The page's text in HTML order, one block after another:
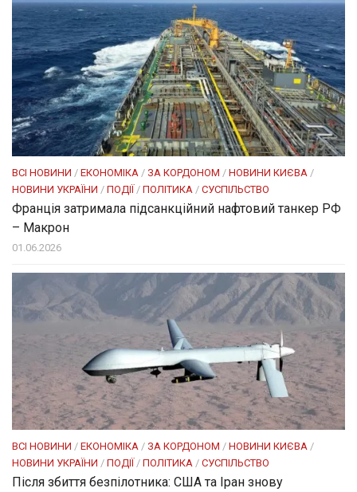
ВСІ НОВИНИ / ЕКОНОМІКА / ЗА КОРДОНОМ / НОВИНИ КИЄВА /
НОВИНИ УКРАЇНИ / ПОДІЇ / ПОЛІТИКА / СУСПІЛЬСТВО
Франція затримала підсанкційний нафтовий танкер РФ
– Макрон
01.06.2026
ВСІ НОВИНИ / ЕКОНОМІКА / ЗА КОРДОНОМ / НОВИНИ КИЄВА /
НОВИНИ УКРАЇНИ / ПОДІЇ/ ПОЛІТИКА / СУСПІЛЬСТВО
Після збиття безпілотника: США та Іран знову